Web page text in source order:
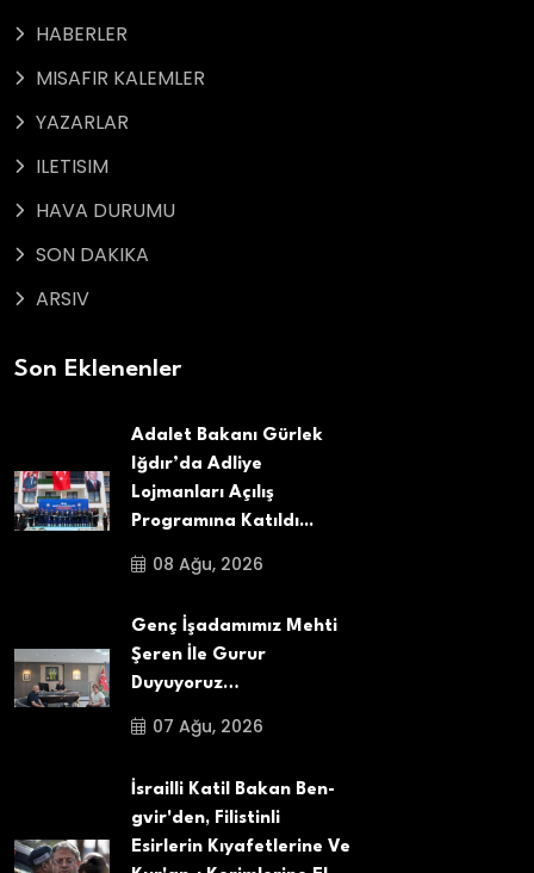
HABERLER
MISAFIR KALEMLER
YAZARLAR
ILETISIM
HAVA DURUMU
SON DAKIKA
ARSIV
Son Eklenenler
Adalet Bakanı Gürlek
Iğdır’da Adliye
Lojmanları Açılış
Programına Katıldı...
08 Ağu, 2026
Genç İşadamımız Mehti
Şeren İle Gurur
Duyuyoruz…
07 Ağu, 2026
İsrailli Katil Bakan Ben-
gvir'den, Filistinli
Esirlerin Kıyafetlerine Ve